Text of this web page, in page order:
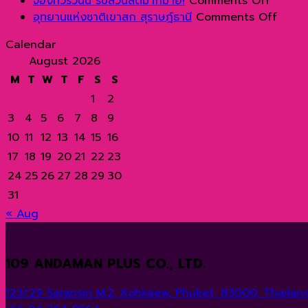
จอง
อุทยานแห่งชาติเขาสก สุราษฎ์ธานี Comments Offon
Calendar
August 2026
M T W T F S
S
1
2
3
4 5 6 7 8
9
10 11 12 13 14 15 16
17 18 19 20 21 22 23
24 25 26 27 28 29 30
31
« Aug
109 ANDAMAN PLUS CO., LTD.
123/29 Saransiri M.2, Kohkaew, Phuket, 83000,